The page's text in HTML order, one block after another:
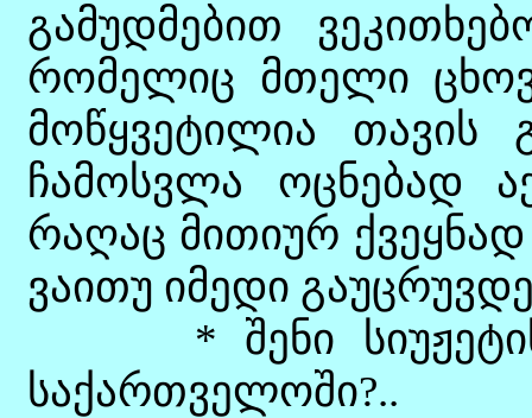
გამუდმებით
რომელიც მთელი
მოწყვეტილია თავის
ჩამოსვლა ოცნებად
რაღაც მითიურ
ვაითუ იმედი
* შენი სიუჟეტის
საქართველოში?..